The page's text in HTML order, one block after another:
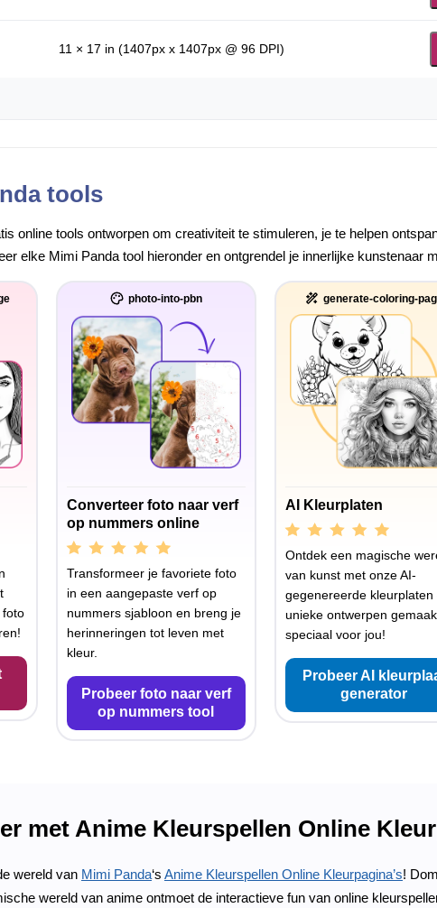
11 × 17 in (1407px x 1407px @ 96 DPI)
tools
online tools ontworpen om creativiteit te stimuleren, je te helpen
elke Mimi Panda tool hieronder en ontgrendel je innerlijke kunstenaar
foto
photo-into-pbn
Converteer foto naar verf
op nummers online
Transformeer je favoriete foto
in een aangepaste verf op
nummers sjabloon en breng je
herinneringen tot leven met
kleur.
Probeer foto naar verf
op nummers tool
generate-coloring-
AI Kleurplaten
Ontdek een magische
van kunst met onze AI-
gegenereerde kleurplaten
unieke ontwerpen
speciaal voor jou!
Probeer AI
generator
met Anime Kleurspellen Online
wereld van Mimi Panda‘s Anime Kleurspellen Online Kleurpagina’s!
wereld van anime ontmoet de interactieve fun van online